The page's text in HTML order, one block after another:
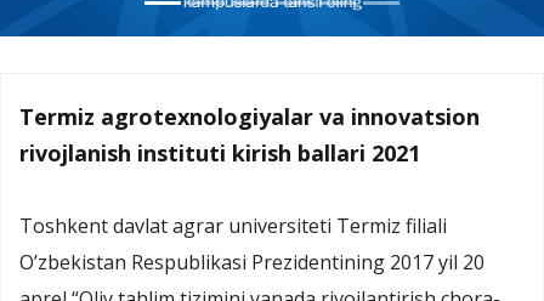
Termiz agrotexnologiyalar va innovatsion
rivojlanish instituti kirish ballari 2021
Toshkent davlat agrar universiteti Termiz filiali
O’zbekistan Respublikasi Prezidentining 2017 yil 20